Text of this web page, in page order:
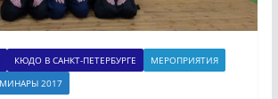
КЮДО В САНКТ-ПЕТЕРБУРГЕ
МЕРОПРИЯТИЯ
2017